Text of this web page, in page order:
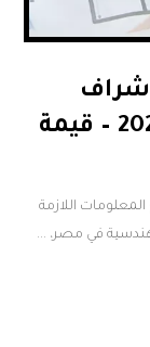
واستشارات هندسية في 2025 – قيمة
اللازمة
في مصر، ...